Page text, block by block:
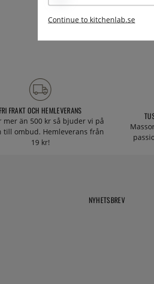
FRI FRAKT OCH HEMLEVERANS
mer än 500 kr så bjuder vi på
till ombud. Hemleverans från
19 kr!
NYHETSBREV
Continue to kitchenlab.se